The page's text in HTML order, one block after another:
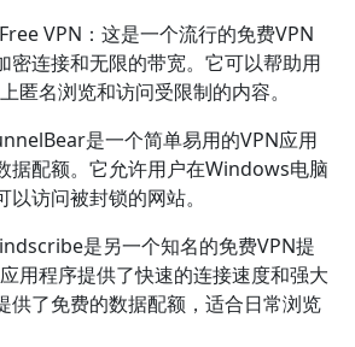
VPN：这是一个流行的免费VPN
密连接和无限的带宽。它可以帮助用
匿名浏览和访问受限制的内容。
是一个简单易用的VPN应用
据配额。它允许用户在Windows电脑
访问被封锁的网站。
是另一个知名的免费VPN提
用程序提供了快速的连接速度和强大
供了免费的数据配额，适合日常浏览